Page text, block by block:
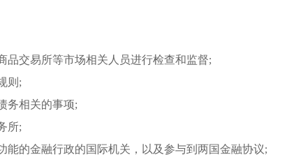
品交易所等市场相关人员进行检查和监督;
则;
务相关的事项;
所;
能的金融行政的国际机关，以及参与到两国金融协议;